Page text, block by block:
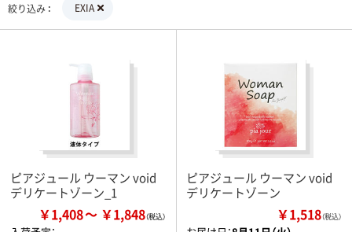
絞り込み EXIA
ピアジュール ウーマン void
デリケートゾーン_1
￥1,408 ￥1,848
ピアジュール ウーマン void
デリケートゾーン
￥1,518（税込）